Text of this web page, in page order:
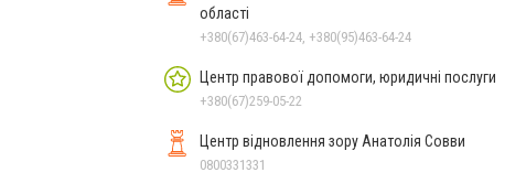
області
+380(67)463-64-24, +380(95)463-64-24
Центр правової допомоги, юридичні послуги
+380(67)259-05-22
Центр відновлення зору Анатолія Совви
0800331331